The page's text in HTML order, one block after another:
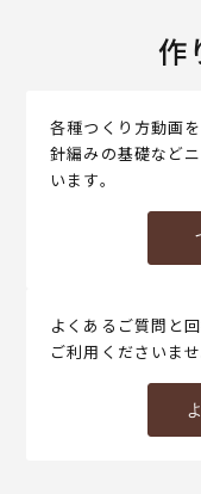
作
各種つくり方動画
針編みの基礎など
います。
よくあるご質問と
ご利用くださいませ